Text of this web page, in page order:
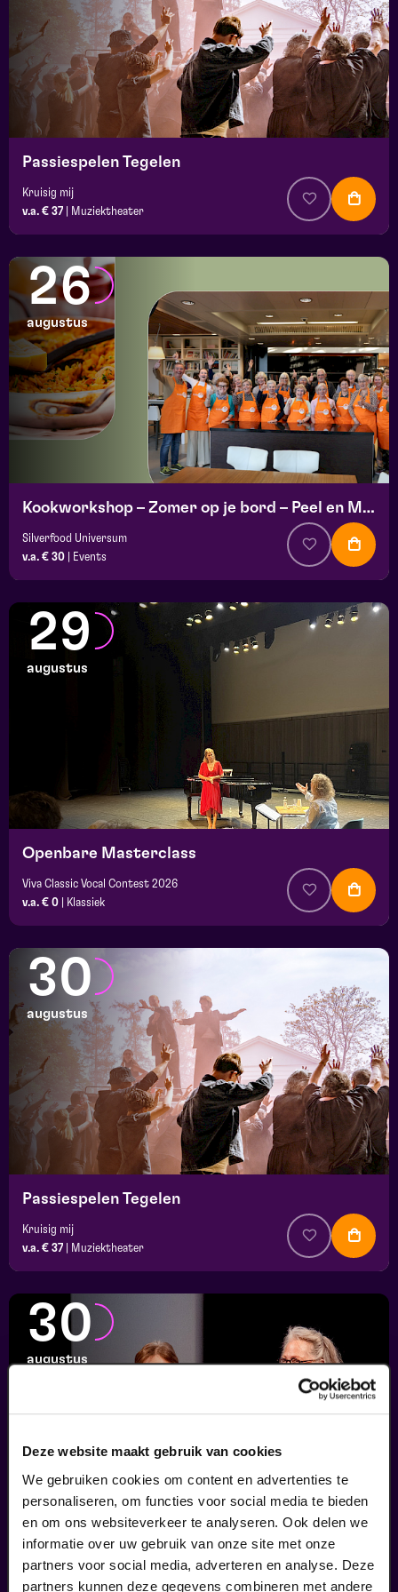
Deze website maakt gebruik van cookies
We gebruiken cookies om content en advertenties te
personaliseren, om functies voor social media te bieden
en om ons websiteverkeer te analyseren. Ook delen we
informatie over uw gebruik van onze site met onze
partners voor social media, adverteren en analyse. Deze
partners kunnen deze gegevens combineren met andere
Passiespelen Tegelen
Kruisig mij
v.a. € 37
Muziektheater
26
augustus
Kookworkshop – Zomer op je bord – Peel en Maas
Silverfood Universum
v.a. € 30
Events
29
augustus
Openbare Masterclass
Viva Classic Vocal Contest 2026
v.a. € 0
Klassiek
30
augustus
Passiespelen Tegelen
Kruisig mij
v.a. € 37
Muziektheater
30
augustus
Finale
Viva Classic Vocal Contest 2026